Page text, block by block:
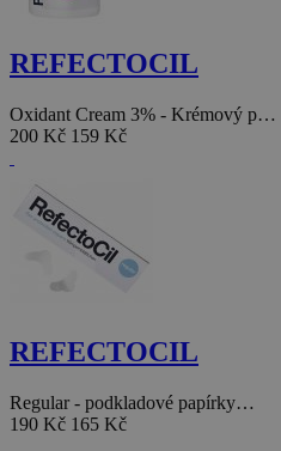
REFECTOCIL
Oxidant Cream 3% - Krémový p…
200 Kč 159 Kč
REFECTOCIL
Regular - podkladové papírky…
190 Kč 165 Kč